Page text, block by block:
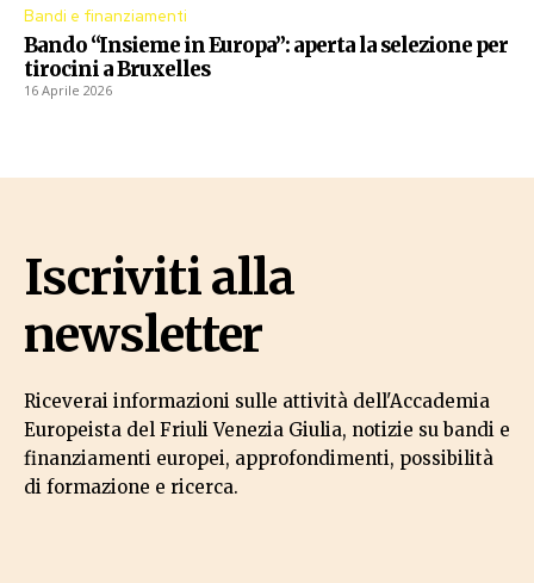
Bandi e finanziamenti
Bando “Insieme in Europa”: aperta la selezione per
tirocini a Bruxelles
16 Aprile 2026
Iscriviti alla
newsletter
Riceverai informazioni sulle attività dell'Accademia
Europeista del Friuli Venezia Giulia, notizie su bandi e
finanziamenti europei, approfondimenti, possibilità
di formazione e ricerca.